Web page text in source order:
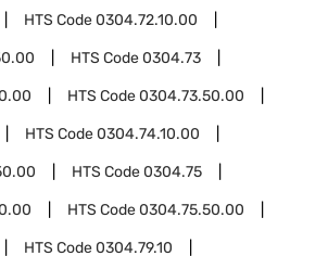
HTS Code0304.72.10.00
HTS Code0304.73
HTS Code0304.73.50.00
HTS Code0304.74.10.00
HTS Code0304.75
HTS Code0304.75.50.00
HTS Code0304.79.10